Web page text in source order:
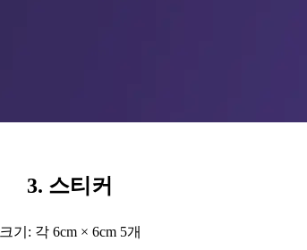
3. 스티커
크기: 각 6cm × 6cm 5개